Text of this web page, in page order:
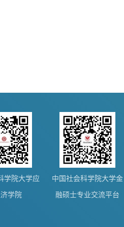
学院大学应
学院
中国社会科学院大学金
融硕士专业交流平台